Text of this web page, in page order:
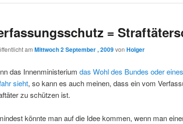
=
am Mittwoch 2 September , 2009von Holger
das Innenministerium das Wohl des Bundes oder
sieht, so kann es auch meinen, dass ein vom
zu schützen ist.
könnte man auf die Idee kommen, wenn man